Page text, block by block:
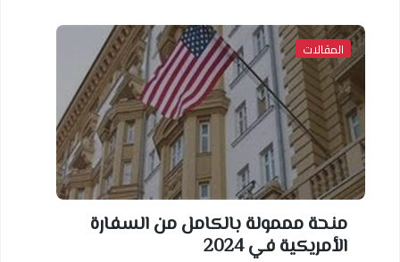
المقالات
منحة مممولة بالكامل من السفارة
الأمريكية في 2024